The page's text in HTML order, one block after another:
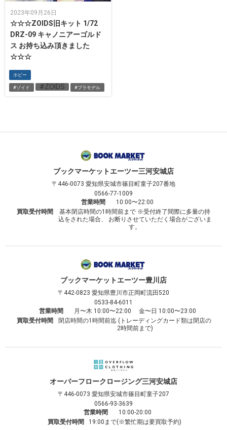
2023年09月26日
☆☆☆ZOIDS旧キット 1/72
DRZ-09 キャノニアーゴルド
ス お持ち込み頂きました
☆☆☆
ホビー
#ゾイド #ZOIDS #プラモデル
ブックマーケットエーツー三河安城店
〒446-0073 愛知県安城市篠目町童子207番地
0566-77-1009
営業時間
10:00〜22:00
買取受付時間
基本閉店時間の1時間前まで ※受付終了間際に多量の持
込をされた場合、 お断りさせていただく場合がございま
す。
ブックマーケットエーツー豊川店
〒442-0823 愛知県豊川市正岡町流田520
0533-84-6011
営業時間
月〜木 10:00〜22:00 金〜日 10:00〜23:00
買取受付時間
閉店時間の1時間前迄 (トレーディングカード類は閉店の
2時間前まで)
オーバーフロークロージング三河安城店
〒446-0073 愛知県安城市篠目町童子207
0566-93-3639
営業時間
10:00-20:00
買取受付時間
19:00まで(※繁忙期は要買取予約)